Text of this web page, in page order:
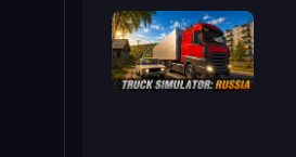
Truck Simulator: Russia